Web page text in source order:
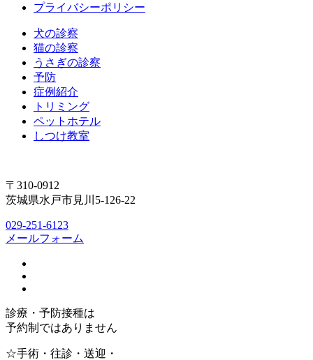
プライバシーポリシー
犬の診察
猫の診察
うさぎの診察
予防
症例紹介
トリミング
ペットホテル
しつけ教室
〒310-0912
茨城県水戸市見川5-126-22
029-251-6123
メールフォーム
診療・予防接種は
予約制ではありません
☆手術・往診・送迎・